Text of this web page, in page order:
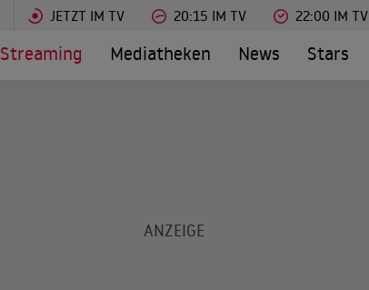
JETZT IM TV 20:15 IM TV 22:00 IM TV
Streaming Mediatheken News Stars